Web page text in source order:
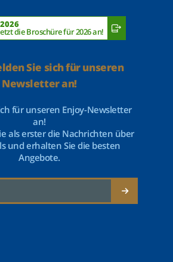
die Broschüre für 2026 an!
Sie sich für unseren
Newsletter an!
für unseren Enjoy-Newsletter
an!
als erster die Nachrichten über
und erhalten Sie die besten
Angebote.